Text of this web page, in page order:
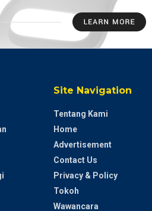
Site Navigation
Tentang Kami
Home
Advertisement
Contact Us
Privacy & Policy
Tokoh
Wawancara